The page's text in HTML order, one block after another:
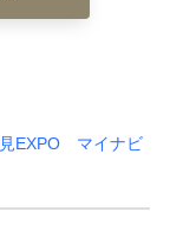
見EXPO マイナビ